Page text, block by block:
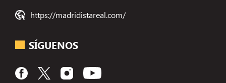
https://madridistareal.com/
SÍGUENOS